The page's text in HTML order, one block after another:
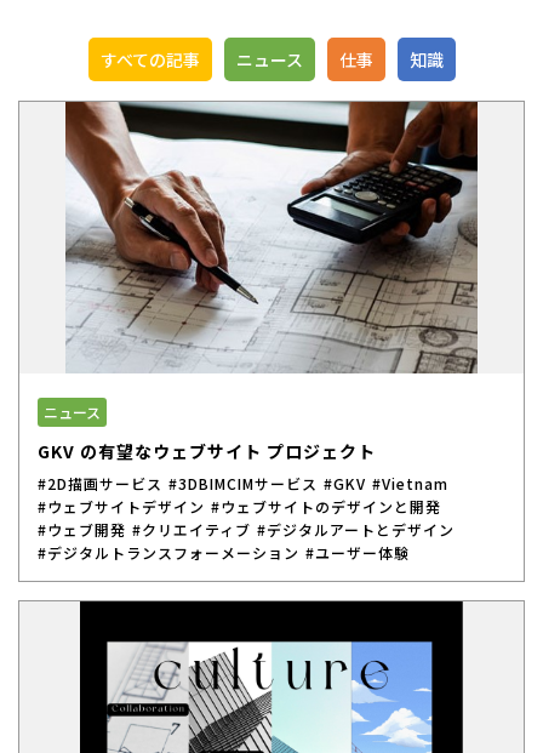
すべての記事 ニュース 仕事 知識
ニュース
GKV の有望なウェブサイト プロジェクト
#2D描画サービス #3DBIMCIMサービス #GKV #Vietnam
#ウェブサイトデザイン #ウェブサイトのデザインと開発
#ウェブ開発 #クリエイティブ #デジタルアートとデザイン
#デジタルトランスフォーメーション #ユーザー体験